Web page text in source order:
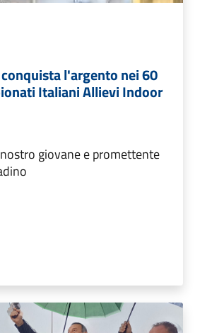
l'argento nei 60
Italiani Allievi Indoor
giovane e promettente